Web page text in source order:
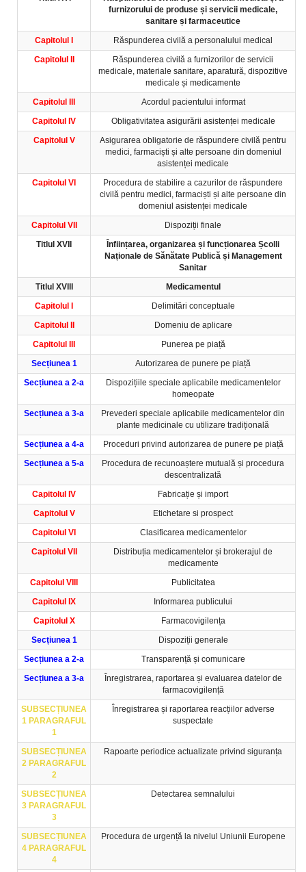
furnizorului de produse și servicii medicale,
sanitare și farmaceutice
Capitolul I
Răspunderea civilă a personalului medical
Capitolul II
Răspunderea civilă a furnizorilor de servicii
medicale, materiale sanitare, aparatură, dispozitive
medicale și medicamente
Capitolul III
Acordul pacientului informat
Capitolul IV
Obligativitatea asigurării asistenței medicale
Capitolul V
Asigurarea obligatorie de răspundere civilă pentru
medici, farmaciști și alte persoane din domeniul
asistenței medicale
Capitolul VI
Procedura de stabilire a cazurilor de răspundere
civilă pentru medici, farmaciști și alte persoane din
domeniul asistenței medicale
Capitolul VII
Dispoziții finale
Titlul XVII
Înființarea, organizarea și funcționarea Școlli
Naționale de Sănătate Publică și Management
Sanitar
Titlul XVIII
Medicamentul
Capitolul I
Delimitări conceptuale
Capitolul II
Domeniu de aplicare
Capitolul III
Punerea pe piață
Secțiunea 1
Autorizarea de punere pe piață
Secțiunea a 2-a
Dispozițiile speciale aplicabile medicamentelor
homeopate
Secțiunea a 3-a
Prevederi speciale aplicabile medicamentelor din
plante medicinale cu utilizare tradițională
Secțiunea a 4-a
Proceduri privind autorizarea de punere pe piață
Secțiunea a 5-a
Procedura de recunoaștere mutuală și procedura
descentralizată
Capitolul IV
Fabricație și import
Capitolul V
Etichetare si prospect
Capitolul VI
Clasificarea medicamentelor
Capitolul VII
Distribuția medicamentelor și brokerajul de
medicamente
Capitolul VIII
Publicitatea
Capitolul IX
Informarea publicului
Capitolul X
Farmacovigilența
Secțiunea 1
Dispoziții generale
Secțiunea a 2-a
Transparență și comunicare
Secțiunea a 3-a
Înregistrarea, raportarea și evaluarea datelor de
farmacovigilență
SUBSECȚIUNEA
1 PARAGRAFUL
1
Înregistrarea și raportarea reacțiilor adverse
suspectate
SUBSECȚIUNEA
2 PARAGRAFUL
2
Rapoarte periodice actualizate privind siguranța
SUBSECȚIUNEA
3 PARAGRAFUL
3
Detectarea semnalului
SUBSECȚIUNEA
4 PARAGRAFUL
4
Procedura de urgență la nivelul Uniunii Europene